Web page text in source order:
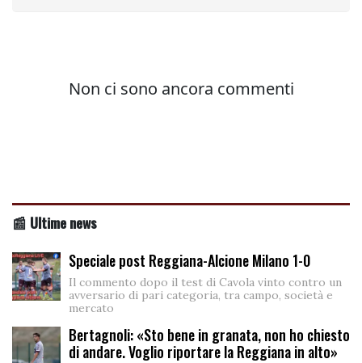
📰 Ultime news
Speciale post Reggiana-Alcione Milano 1-0
Il commento dopo il test di Cavola vinto contro un
avversario di pari categoria, tra campo, società e
mercato
Bertagnoli: «Sto bene in granata, non ho chiesto
di andare. Voglio riportare la Reggiana in alto»